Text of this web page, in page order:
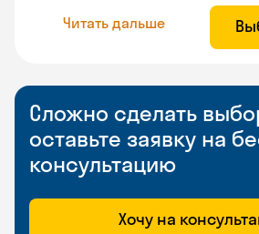
Читать дальше
Сложно сделать
оставьте заявку на
консультацию
Хочу на